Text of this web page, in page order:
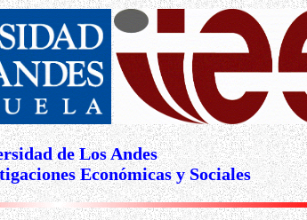
de Los Andes
Económicas y Sociales